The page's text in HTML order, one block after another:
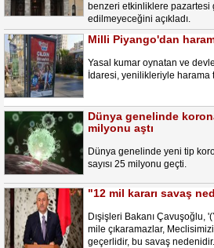
benzeri etkinliklere
edilmeyeceğini açıkladı.
Milli Piyango'dan
Yasal kumar oynatan ve
İdaresi, yenilikleriyle
Dünya genelinde
milyonu aştı
Dünya genelinde yeni tip
sayısı 25 milyonu geçti.
"12 mil kararı savaş
Dışişleri Bakanı Çavuşoğlu,
mile çıkaramazlar,
geçerlidir, bu savaş